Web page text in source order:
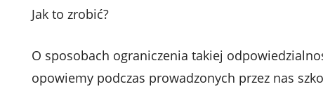
Jak to zrobić?
O sposobach ograniczenia takiej
opowiemy podczas prowadzonych przez nas